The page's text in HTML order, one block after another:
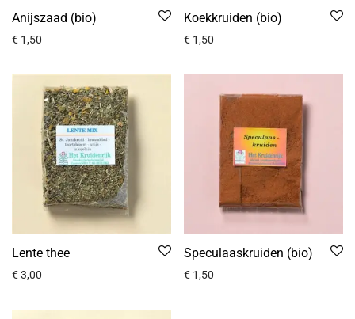
Anijszaad (bio)
€ 1,50
Koekkruiden (bio)
€ 1,50
Lente thee
€3,00
Speculaaskruiden (bio)
€ 1,50